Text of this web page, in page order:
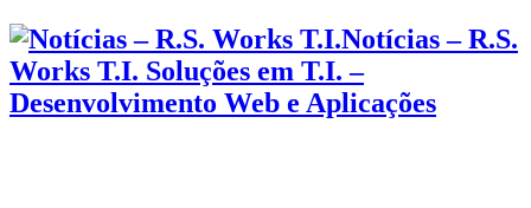
Notícias – R.S.
Works T.I. Soluções em T.I. –
Desenvolvimento Web e Aplicações